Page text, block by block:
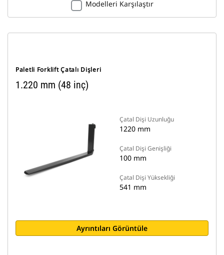
Modelleri Karşılaştır
Paletli Forklift Çatalı Dişleri
1.220 mm (48 inç)
Çatal Dişi Uzunluğu
1220 mm
Çatal Dişi Genişliği
100 mm
Çatal Dişi Yüksekliği
541 mm
Ayrıntıları Görüntüle